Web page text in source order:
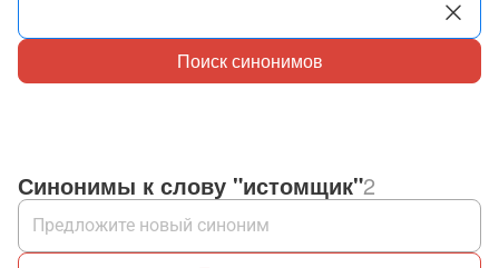
Поиск синонимов
Синонимы к слову "истомщик"2